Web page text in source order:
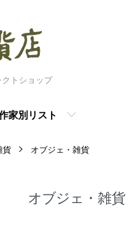
トショップ
家別リスト
貨 オブジェ・雑貨
オブジェ・雑貨